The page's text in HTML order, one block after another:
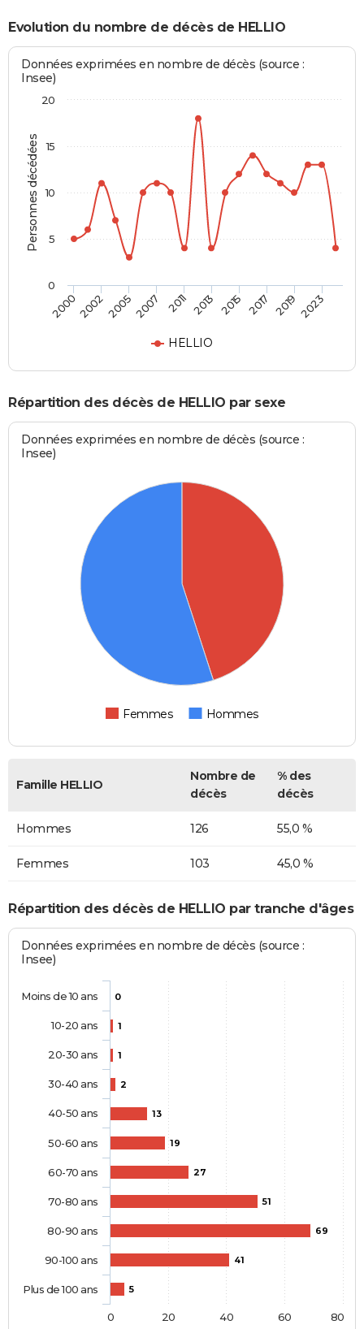
Evolution du nombre de décès de HELLIO
Personnes décédées
Données exprimées en nombre de décès (source :
Insee)
HELLIO
2000200220052007 2011 2013 2015 2017 2019 2023
0
5
10
15
20
Répartition des décès de HELLIO par sexe
Données exprimées en nombre de décès (source :
Insee)
Femmes Hommes
Famille HELLIO
Nombre de
décès
% des
décès
Hommes 126 55,0 %
Femmes 103 45,0 %
Répartition des décès de HELLIO par tranche d'âges
Données exprimées en nombre de décès (source :
Insee)
0
1
1
2
13
19
27
51
69
41
5
Moins de 10 ans
10-20 ans
20-30 ans
30-40 ans
40-50 ans
50-60 ans
60-70 ans
70-80 ans
80-90 ans
90-100 ans
Plus de 100 ans
0 20 40 60 80